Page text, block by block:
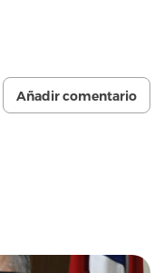
Añadir comentario